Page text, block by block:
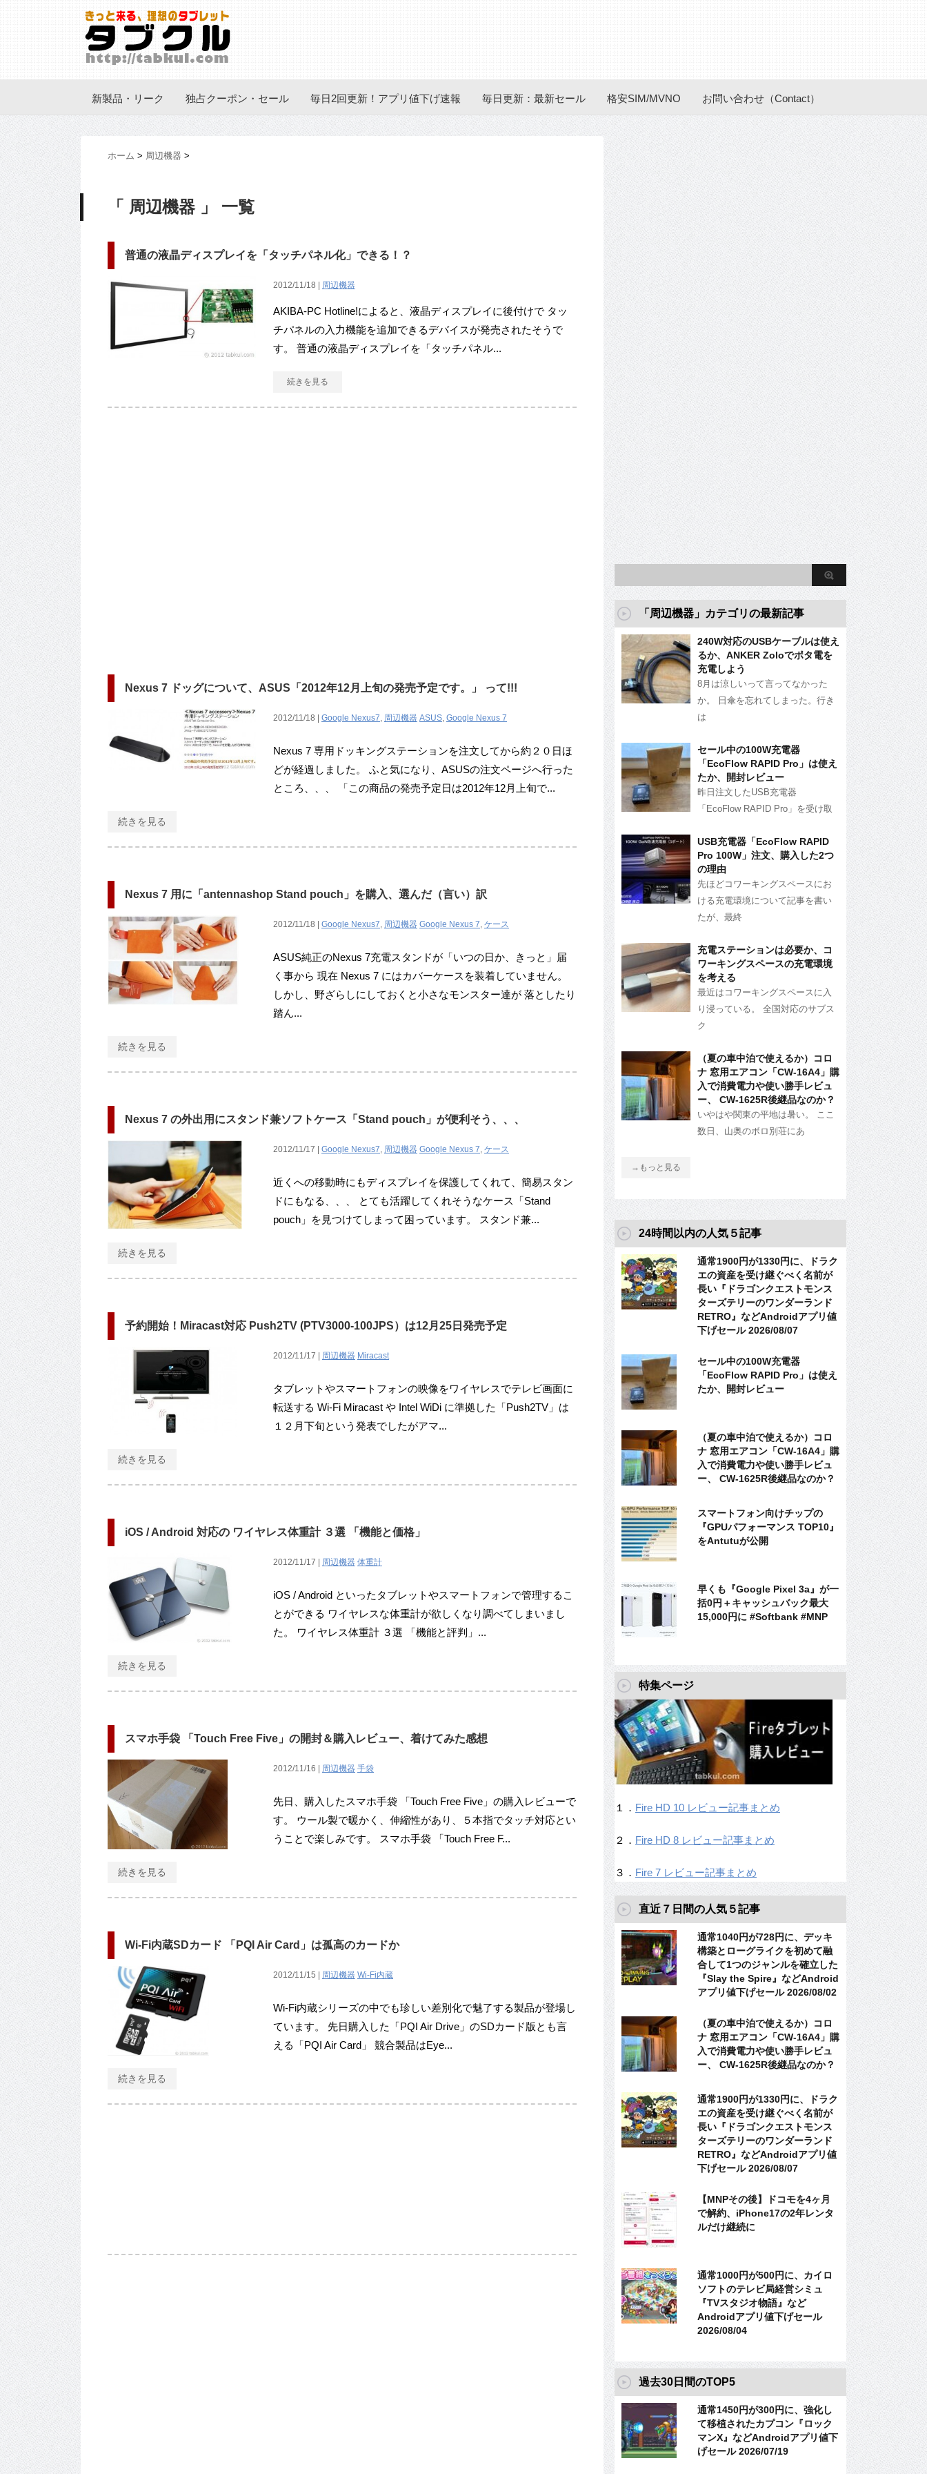
新製品・リーク 独占クーポン・セール 毎日2回更新！アプリ値下げ速報 毎日更新：最新セール 格安SIM/MVNO お問い合わせ（Contact）
ホーム > 周辺機器 >
「 周辺機器 」 一覧
普通の液晶ディスプレイを「タッチパネル化」できる！？
2012/11/18 | 周辺機器
AKIBA-PC Hotline!によると、液晶ディスプレイに後付けで タッ
チパネルの入力機能を追加できるデバイスが発売されたそうで
す。 普通の液晶ディスプレイを「タッチパネル...
続きを見る
Nexus 7 ドッグについて、ASUS「2012年12月上旬の発売予定です。」 って!!!
2012/11/18 | Google Nexus7, 周辺機器 ASUS, Google Nexus 7
Nexus 7 専用ドッキングステーションを注文してから約２０日ほ
どが経過しました。 ふと気になり、ASUSの注文ページへ行った
ところ、、、 「この商品の発売予定日は2012年12月上旬で...
続きを見る
Nexus 7 用に「antennashop Stand pouch」を購入、選んだ（言い）訳
2012/11/18 | Google Nexus7, 周辺機器 Google Nexus 7, ケース
ASUS純正のNexus 7充電スタンドが「いつの日か、きっと」届
く事から 現在 Nexus 7 にはカバーケースを装着していません。
しかし、野ざらしにしておくと小さなモンスター達が 落としたり
踏ん...
続きを見る
Nexus 7 の外出用にスタンド兼ソフトケース「Stand pouch」が便利そう、、、
2012/11/17 | Google Nexus7, 周辺機器 Google Nexus 7, ケース
近くへの移動時にもディスプレイを保護してくれて、簡易スタン
ドにもなる、、、 とても活躍してくれそうなケース「Stand
pouch」を見つけてしまって困っています。 スタンド兼...
続きを見る
予約開始！Miracast対応 Push2TV (PTV3000-100JPS）は12月25日発売予定
2012/11/17 | 周辺機器 Miracast
タブレットやスマートフォンの映像をワイヤレスでテレビ画面に
転送する Wi-Fi Miracast や Intel WiDi に準拠した「Push2TV」は
１２月下旬という発表でしたがアマ...
続きを見る
iOS / Android 対応の ワイヤレス体重計 ３選 「機能と価格」
2012/11/17 | 周辺機器 体重計
iOS / Android といったタブレットやスマートフォンで管理するこ
とができる ワイヤレスな体重計が欲しくなり調べてしまいまし
た。 ワイヤレス体重計 ３選 「機能と評判」...
続きを見る
スマホ手袋 「Touch Free Five」の開封＆購入レビュー、着けてみた感想
2012/11/16 | 周辺機器 手袋
先日、購入したスマホ手袋 「Touch Free Five」の購入レビューで
す。 ウール製で暖かく、伸縮性があり、５本指でタッチ対応とい
うことで楽しみです。 スマホ手袋 「Touch Free F...
続きを見る
Wi-Fi内蔵SDカード 「PQI Air Card」は孤高のカードか
2012/11/15 | 周辺機器 Wi-Fi内蔵
Wi-Fi内蔵シリーズの中でも珍しい差別化で魅了する製品が登場し
ています。 先日購入した「PQI Air Drive」のSDカード版とも言
える「PQI Air Card」 競合製品はEye...
続きを見る
「周辺機器」カテゴリの最新記事
240W対応のUSBケーブルは使え
るか、ANKER Zoloでポタ電を
充電しよう
8月は涼しいって言ってなかった
か。 日傘を忘れてしまった。行き
は
セール中の100W充電器
「EcoFlow RAPID Pro」は使え
たか、開封レビュー
昨日注文したUSB充電器
「EcoFlow RAPID Pro」を受け取
USB充電器「EcoFlow RAPID
Pro 100W」注文、購入した2つ
の理由
先ほどコワーキングスペースにお
ける充電環境について記事を書い
たが、最終
充電ステーションは必要か、コ
ワーキングスペースの充電環境
を考える
最近はコワーキングスペースに入
り浸っている。 全国対応のサブス
ク
（夏の車中泊で使えるか）コロ
ナ 窓用エアコン「CW-16A4」購
入で消費電力や使い勝手レビュ
ー、 CW-1625R後継品なのか？
いやはや関東の平地は暑い。 ここ
数日、山奥のボロ別荘にあ
→もっと見る
24時間以内の人気５記事
通常1900円が1330円に、ドラク
エの資産を受け継ぐべく名前が
長い『ドラゴンクエストモンス
ターズテリーのワンダーランド
RETRO』などAndroidアプリ値
下げセール 2026/08/07
セール中の100W充電器
「EcoFlow RAPID Pro」は使え
たか、開封レビュー
（夏の車中泊で使えるか）コロ
ナ 窓用エアコン「CW-16A4」購
入で消費電力や使い勝手レビュ
ー、 CW-1625R後継品なのか？
スマートフォン向けチップの
『GPUパフォーマンス TOP10』
をAntutuが公開
早くも『Google Pixel 3a』が一
括0円＋キャッシュバック最大
15,000円に #Softbank #MNP
特集ページ
１． Fire HD 10 レビュー記事まとめ
２． Fire HD 8 レビュー記事まとめ
３． Fire 7 レビュー記事まとめ
直近７日間の人気５記事
通常1040円が728円に、デッキ
構築とローグライクを初めて融
合して1つのジャンルを確立した
『Slay the Spire』などAndroid
アプリ値下げセール 2026/08/02
（夏の車中泊で使えるか）コロ
ナ 窓用エアコン「CW-16A4」購
入で消費電力や使い勝手レビュ
ー、 CW-1625R後継品なのか？
通常1900円が1330円に、ドラク
エの資産を受け継ぐべく名前が
長い『ドラゴンクエストモンス
ターズテリーのワンダーランド
RETRO』などAndroidアプリ値
下げセール 2026/08/07
【MNPその後】ドコモを4ヶ月
で解約、iPhone17の2年レンタ
ルだけ継続に
通常1000円が500円に、カイロ
ソフトのテレビ局経営シミュ
『TVスタジオ物語』など
Androidアプリ値下げセール
2026/08/04
過去30日間のTOP5
通常1450円が300円に、強化し
て移植されたカプコン『ロック
マンX』などAndroidアプリ値下
げセール 2026/07/19